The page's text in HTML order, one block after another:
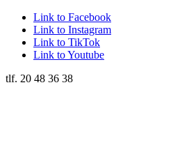
Link to Facebook
Link to Instagram
Link to TikTok
Link to Youtube
tlf. 20 48 36 38